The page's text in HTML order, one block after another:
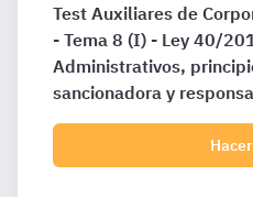
Test Auxiliares de
- Tema 8 (I) - Ley 40/
Administrativos,
sancionadora y